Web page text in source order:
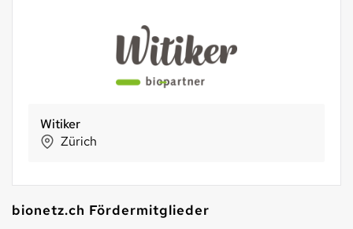
Witiker
Zürich
bionetz.ch Fördermitglieder